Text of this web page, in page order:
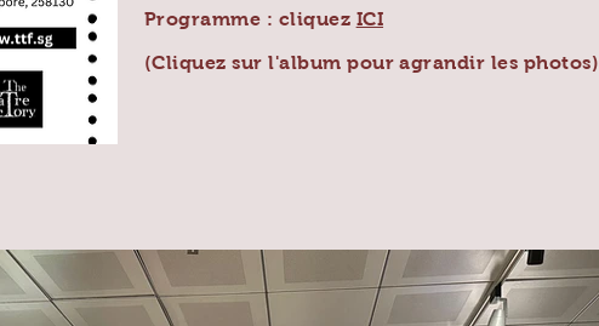
Programme : cliquez ICI
(Cliquez sur l'album pour agrandir les photos)